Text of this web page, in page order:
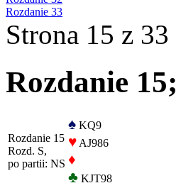
Rozdanie 33
Strona 15 z 33
Rozdanie
Rozdanie 15
Rozd. S,
po partii: NS
♠ KQ9
♥ AJ986
♦
♣ KJT98